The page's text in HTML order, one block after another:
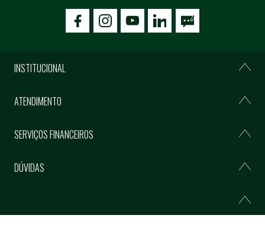
icon-facebookicon-social02icon-social03
INSTITUCIONAL
ATENDIMENTO
SERVIÇOS FINANCEIROS
DÚVIDAS